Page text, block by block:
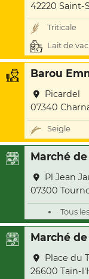
42220 Saint-
Triticale
Lait de
Barou
Picardel
07340
Seigle
Marché
Pl Jean
07300
Tous
Marché
Place du
26600 Tain-